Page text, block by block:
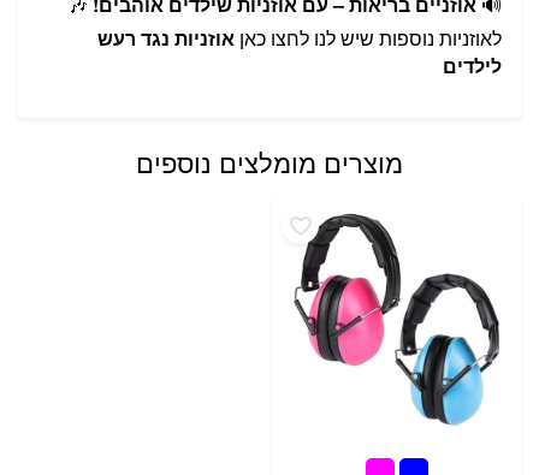
לאוזניות נוספות שיש לנו לחצו כאן אוזניות נגד רעש
לילדים
מוצרים מומלצים נוספים